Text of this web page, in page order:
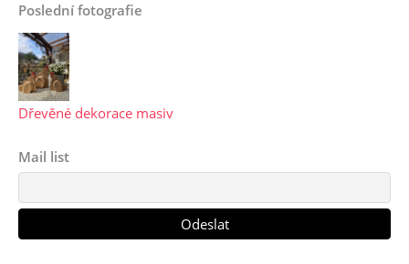
Poslední fotografie
Dřevěné dekorace masiv
Mail list